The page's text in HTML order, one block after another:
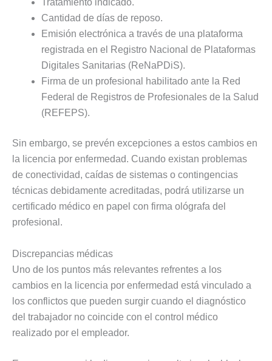
Tratamiento indicado.
Cantidad de días de reposo.
Emisión electrónica a través de una plataforma
registrada en el Registro Nacional de Plataformas
Digitales Sanitarias (ReNaPDiS).
Firma de un profesional habilitado ante la Red
Federal de Registros de Profesionales de la Salud
(REFEPS).
Sin embargo, se prevén excepciones a estos cambios en
la licencia por enfermedad. Cuando existan problemas
de conectividad, caídas de sistemas o contingencias
técnicas debidamente acreditadas, podrá utilizarse un
certificado médico en papel con firma ológrafa del
profesional.
Discrepancias médicas
Uno de los puntos más relevantes refrentes a los
cambios en la licencia por enfermedad está vinculado a
los conflictos que pueden surgir cuando el diagnóstico
del trabajador no coincide con el control médico
realizado por el empleador.